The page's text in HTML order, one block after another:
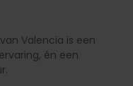
Valencia is een
én een